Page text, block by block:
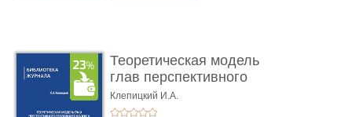
Теоретическая модель
глав перспективного
УК о ...
Клепицкий И.А.